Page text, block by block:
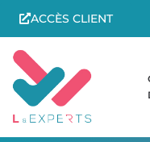
ACCÈS CLIENT